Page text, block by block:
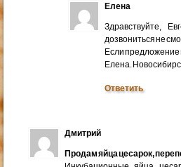
Елена
Здравствуйте,
дозвониться не
Если предложение
Елена.
Ответить
Дмитрий
Продам яйца цесарок,